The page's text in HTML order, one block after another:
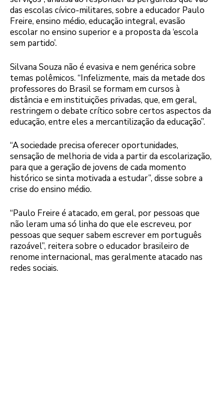
das escolas cívico-militares, sobre a educador Paulo
Freire, ensino médio, educação integral, evasão
escolar no ensino superior e a proposta da ‘escola
sem partido’.
Silvana Souza não é evasiva e nem genérica sobre
temas polêmicos. “Infelizmente, mais da metade dos
professores do Brasil se formam em cursos à
distância e em instituições privadas, que, em geral,
restringem o debate crítico sobre certos aspectos da
educação, entre eles a mercantilização da educação”.
“A sociedade precisa oferecer oportunidades,
sensação de melhoria de vida a partir da escolarização,
para que a geração de jovens de cada momento
histórico se sinta motivada a estudar”, disse sobre a
crise do ensino médio.
“Paulo Freire é atacado, em geral, por pessoas que
não leram uma só linha do que ele escreveu, por
pessoas que sequer sabem escrever em português
razoável”, reitera sobre o educador brasileiro de
renome internacional, mas geralmente atacado nas
redes sociais.